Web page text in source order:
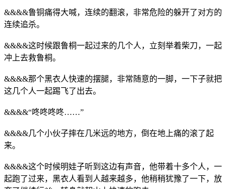
&&&&鲁铜痛得大喊，连续的翻滚，非常危险的躲开了对方的
连续追杀。
&&&&这时候跟鲁桐一起过来的几个人，立刻举着柴刀，一起
冲上去救鲁桐。
&&&&那个黑衣人快速的摆腿，非常随意的一脚，一下子就把
这几个人一起踢飞了出去。
&&&&“咚咚咚咚……”
&&&&几个小伙子摔在几米远的地方，倒在地上痛的滚了起
来。
&&&&这个时候明娃子听到这边有声音，他带着十多个人，一
起跑了过来，黑衣人看到人越来越多，他稍稍犹豫了一下，放